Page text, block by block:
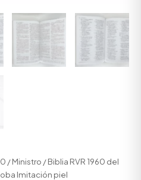
/Ministro / Biblia RVR 1960 del
Imitación piel